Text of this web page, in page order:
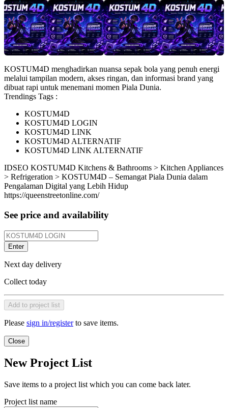
KOSTUM4D menghadirkan nuansa sepak bola yang penuh energi
melalui tampilan modern, akses ringan, dan informasi brand yang
dibuat rapi untuk menemani momen Piala Dunia.
Trendings Tags :
KOSTUM4D
KOSTUM4D LOGIN
KOSTUM4D LINK
KOSTUM4D ALTERNATIF
KOSTUM4D LINK ALTERNATIF
IDSEO KOSTUM4D Kitchens & Bathrooms > Kitchen Appliances
> Refrigeration > KOSTUM4D – Semangat Piala Dunia dalam
Pengalaman Digital yang Lebih Hidup
https://queenstreetonline.com/
See price and availability
Enter
Next day delivery
Collect today
Add to project list
Please sign in/registerto save items.
Close
New Project List
Save items to a project list which you can come back later.
Project list name